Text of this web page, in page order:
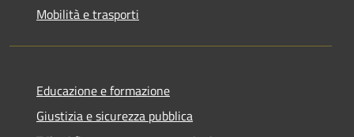
Mobilità e trasporti
Educazione e formazione
Giustizia e sicurezza pubblica